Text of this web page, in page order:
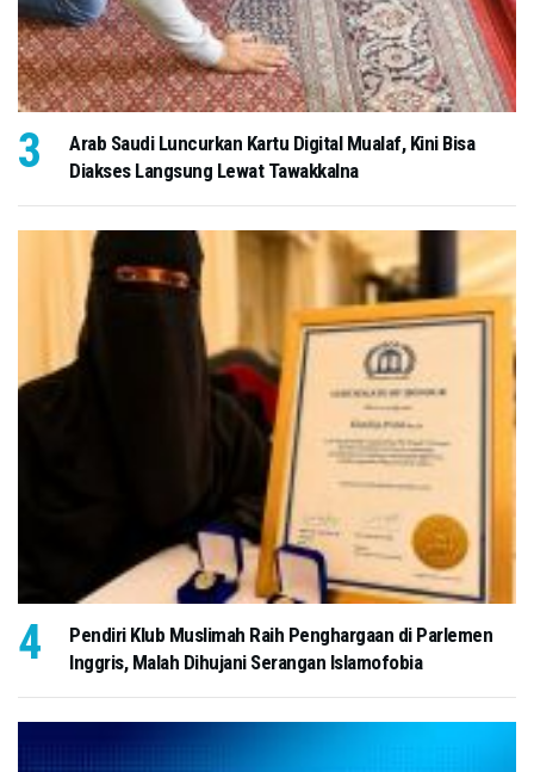
Arab Saudi Luncurkan Kartu Digital Mualaf, Kini Bisa
Diakses Langsung Lewat Tawakkalna
Pendiri Klub Muslimah Raih Penghargaan di Parlemen
Inggris, Malah Dihujani Serangan Islamofobia